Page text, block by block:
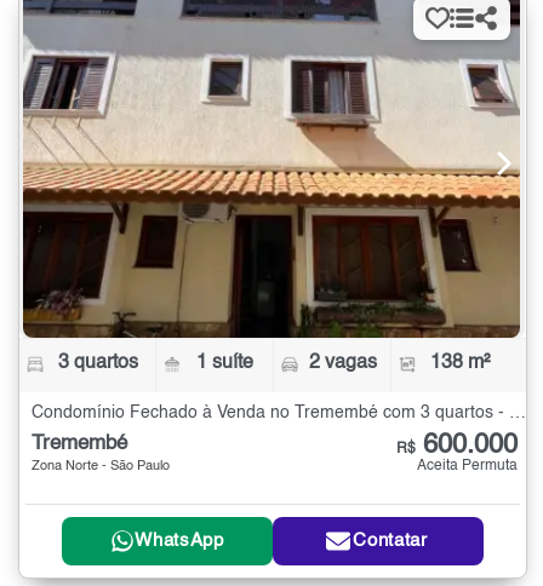
3 quartos 1 suíte 2 vagas 138 m²
Tremembé
Zona Norte - São Paulo
R$ 600.000
Aceita Permuta
WhatsApp Contatar